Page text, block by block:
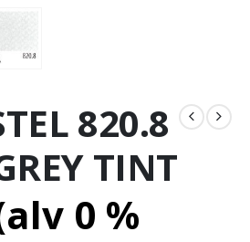
820.8
TINT
0 %